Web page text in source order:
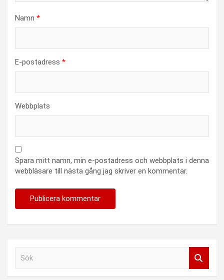
Namn *
E-postadress *
Webbplats
Spara mitt namn, min e-postadress och webbplats i denna
webbläsare till nästa gång jag skriver en kommentar.